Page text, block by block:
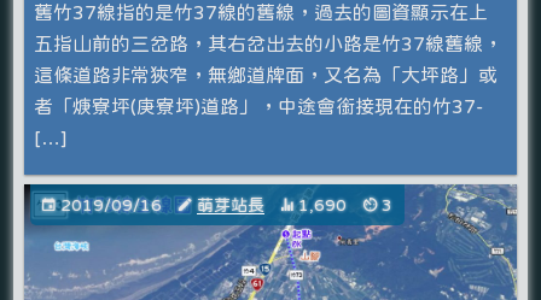
舊竹37線指的是竹37線的舊線，過去的圖資顯示在上
五指山前的三岔路，其右岔出去的小路是竹37線舊線，
這條道路非常狹窄，無鄉道牌面，又名為「大坪路」或
者「焿寮坪(庚寮坪)道路」，中途會銜接現在的竹37-
[…]
2019/09/16 萌芽站長 1,690 3